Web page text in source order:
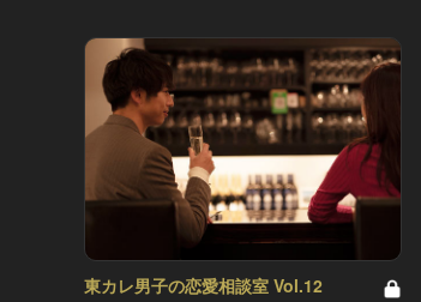
東カレ男子の恋愛相談室 Vol.12